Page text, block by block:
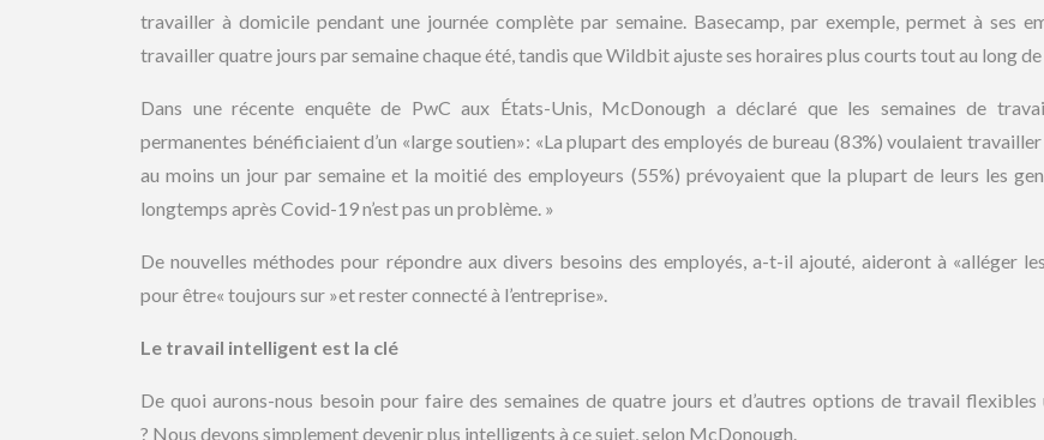
travailler à domicile pendant une journée complète par semaine. Basecamp, par exemple, permet à ses
travailler quatre jours par semaine chaque été, tandis que Wildbit ajuste ses horaires plus courts tout au long de
Dans une récente enquête de PwC aux États-Unis, McDonough a déclaré que les semaines de
permanentes bénéficiaient d’un «large soutien»: «La plupart des employés de bureau (83%) voulaient
au moins un jour par semaine et la moitié des employeurs (55%) prévoyaient que la plupart de leurs les
longtemps après Covid-19 n’est pas un problème. »
De nouvelles méthodes pour répondre aux divers besoins des employés, a-t-il ajouté, aideront à «alléger
pour être« toujours sur »et rester connecté à l’entreprise».
Le travail intelligent est la clé
De quoi aurons-nous besoin pour faire des semaines de quatre jours et d’autres options de travail flexibles
? Nous devons simplement devenir plus intelligents à ce sujet, selon McDonough.